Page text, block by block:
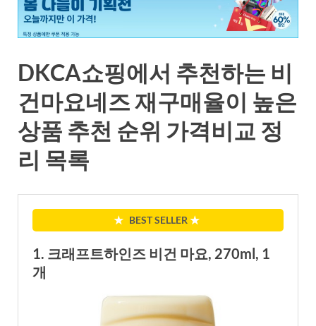
DKCA쇼핑에서 추천하는 비
건마요네즈 재구매율이 높은
상품 추천 순위 가격비교 정
리 목록
★ BEST SELLER ★
1. 크래프트하인즈 비건 마요, 270ml, 1
개